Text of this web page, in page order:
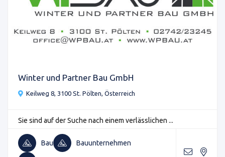
Winter und Partner Bau GmbH
Keilweg 8, 3100 St. Pölten, Österreich
Sie sind auf der Suche nach einem verlässlichen ...
Bau Bauunternehmen